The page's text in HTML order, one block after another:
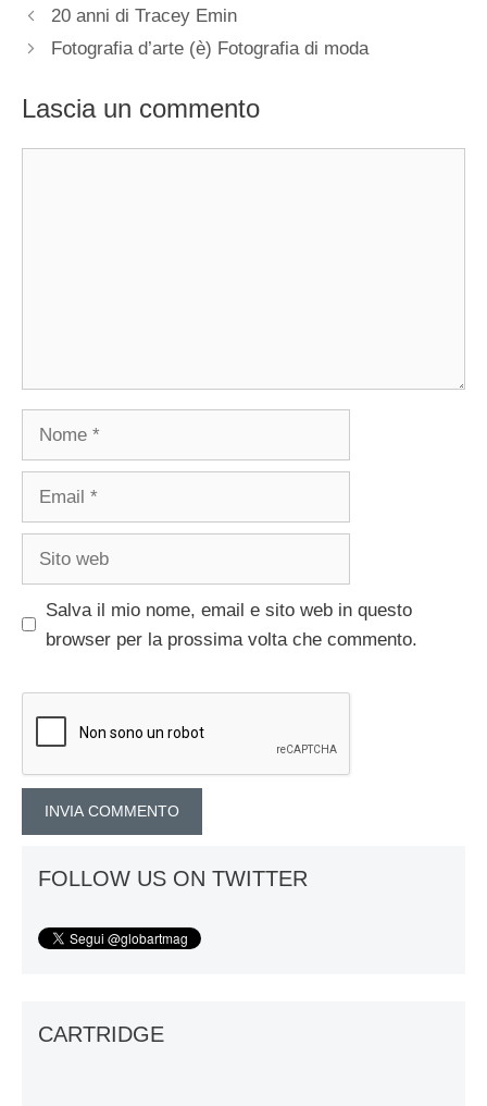
20 anni di Tracey Emin
Fotografia d’arte (è) Fotografia di moda
Lascia un commento
Nome
Email
Sito
Salva il mio nome, email e sito web in questo
browser per la prossima volta che commento.
FOLLOW US ON TWITTER
CARTRIDGE